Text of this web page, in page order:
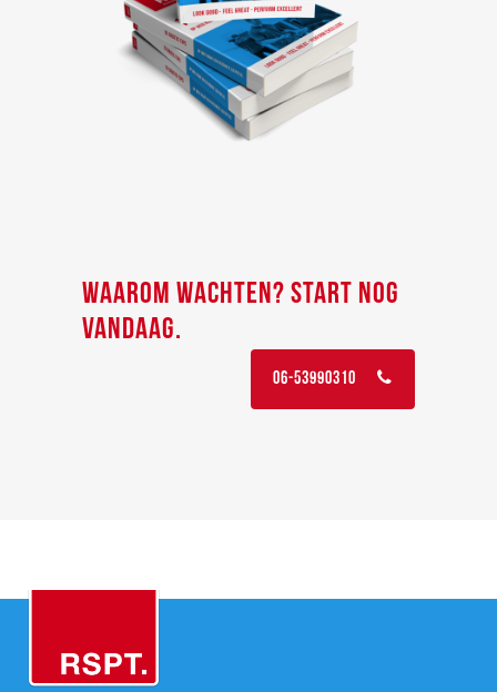
WAAROM WACHTEN? START NOG
VANDAAG.
06-53990310